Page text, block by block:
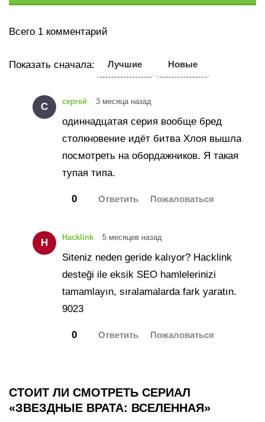
Всего 1 комментарий
Показать сначала: Лучшие Новые
С сергей 3 месяца назад
одиннадцатая серия вообще бред
столкновение идёт битва Хлоя вышла
посмотреть на обордажников. Я такая
тупая типа.
0
H Hacklink 5 месяцев назад
Siteniz neden geride kalıyor? Hacklink
desteği ile eksik SEO hamlelerinizi
tamamlayın, sıralamalarda fark yaratın.
9023
0
СТОИТ ЛИ СМОТРЕТЬ СЕРИАЛ
«ЗВЕЗДНЫЕ ВРАТА: ВСЕЛЕННАЯ»